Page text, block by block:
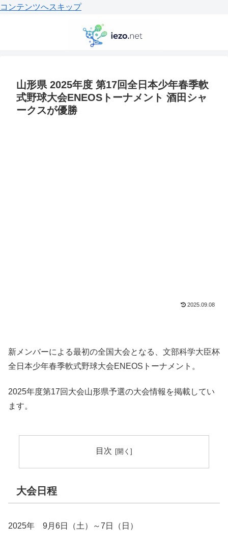
コンテンツへスキップ
山形県 2025年度 第17回全日本少年春季軟
式野球大会ENEOSトーナメント 酒田シャ
ークスが優勝
2025.09.08
新メンバーによる最初の全国大会となる、文部科学大臣杯
全日本少年春季軟式野球大会ENEOSトーナメント。
2025年度第17回大会山形県予選の大会情報を掲載してい
ます。
目次
大会日程
2025年 9月6日（土）～7日（日）